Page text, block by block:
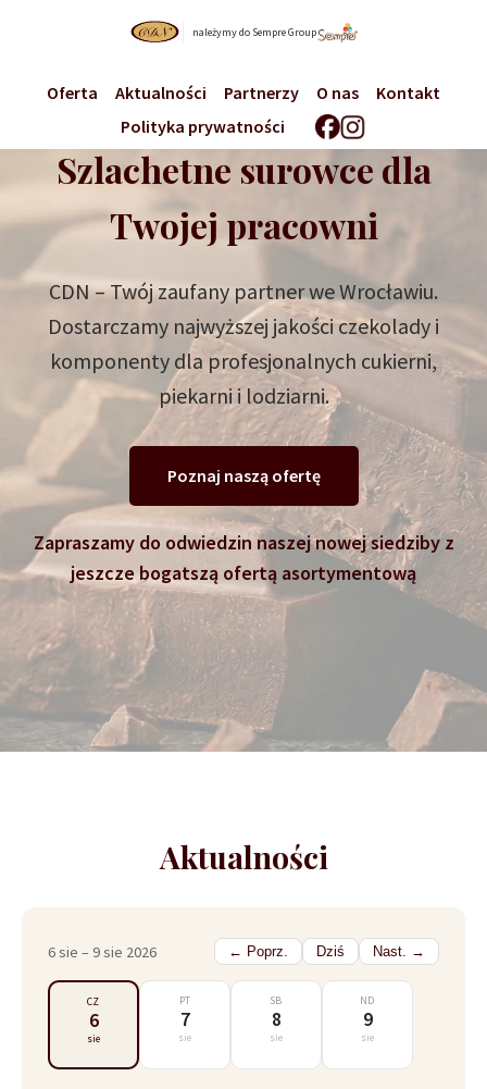
należymy do Sempre Group
Oferta Aktualności Partnerzy O nas
Kontakt
Polityka prywatności
Szlachetne surowce dla
Twojej pracowni
CDN – Twój zaufany partner we Wrocławiu.
Dostarczamy najwyższej jakości czekolady i
komponenty dla profesjonalnych cukierni,
piekarni i lodziarni.
Poznaj naszą ofertę
Zapraszamy do odwiedzin naszej nowej siedziby z
jeszcze bogatszą ofertą asortymentową
Aktualności
6 sie – 9 sie 2026 ← Poprz. Dziś Nast. →
CZ
6
sie
PT
7
sie
SB
8
sie
ND
9
sie